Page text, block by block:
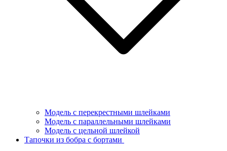
Модель с перекрестными шлейками
Модель с параллельными шлейками
Модель с цельной шлейкой
Тапочки из бобра с бортами